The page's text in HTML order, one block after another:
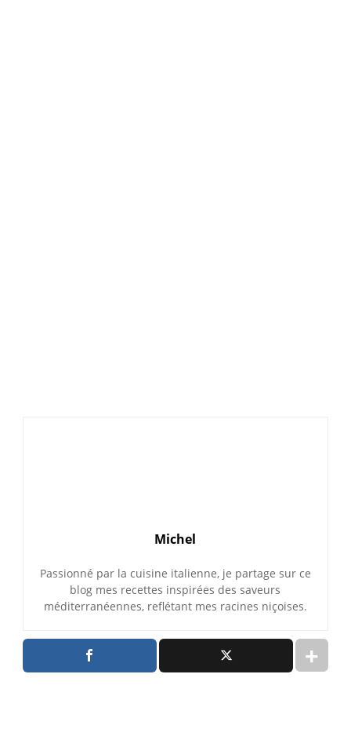
Michel
Passionné par la cuisine italienne, je partage sur ce
blog mes recettes inspirées des saveurs
méditerranéennes, reflétant mes racines niçoises.